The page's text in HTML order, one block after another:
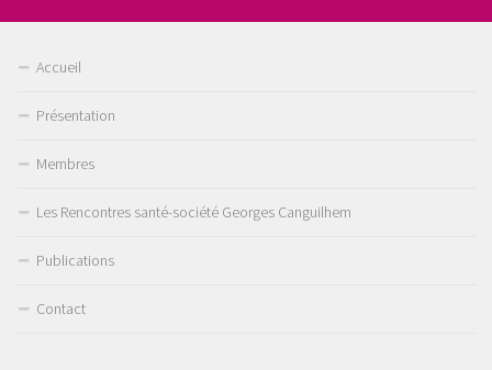
Accueil
Présentation
Membres
Les Rencontres santé-société Georges Canguilhem
Publications
Contact